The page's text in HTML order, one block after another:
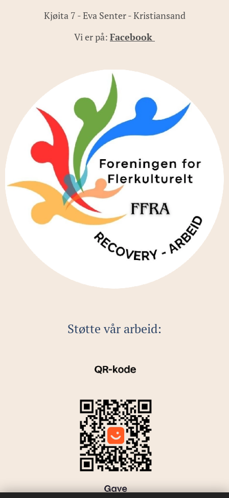
Kjøita 7 - Eva Senter - Kristiansand
Vi er på: Facebook
Støtte vår arbeid: